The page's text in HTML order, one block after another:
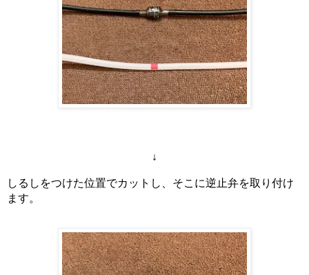
↓
しるしをつけた位置でカットし、そこに逆止弁を取り付け
ます。